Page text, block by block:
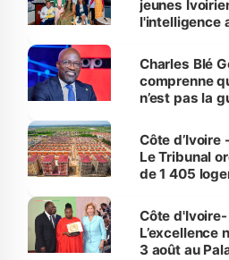
jeunes
l'intelligence
Charles Blé
comprenne
n’est pas la
Côte
Le Tribunal
de 1 405
Bassam
Côte
L’excellence
3 août au